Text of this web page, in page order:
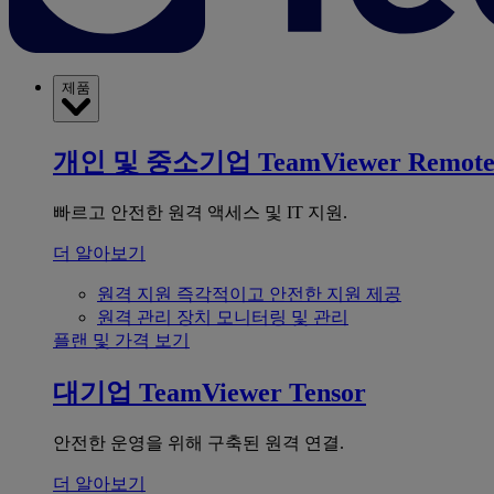
제품
개인 및 중소기업 TeamViewer Remote
빠르고 안전한 원격 액세스 및 IT 지원.
더 알아보기
원격 지원 즉각적이고 안전한 지원 제공
원격 관리 장치 모니터링 및 관리
플랜 및 가격 보기
대기업 TeamViewer Tensor
안전한 운영을 위해 구축된 원격 연결.
더 알아보기